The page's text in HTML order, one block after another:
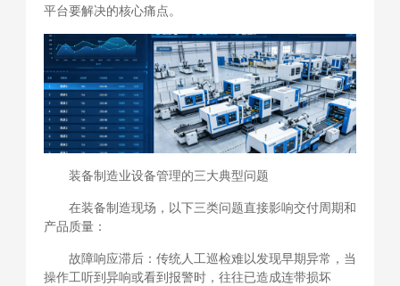
平台要解决的核心痛点。
装备制造业设备管理的三大典型问题
在装备制造现场，以下三类问题直接影响交付周期和
产品质量：
故障响应滞后：传统人工巡检难以发现早期异常，当
操作工听到异响或看到报警时，往往已造成连带损坏